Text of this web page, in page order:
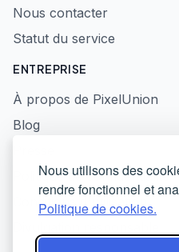
Nous utilisons des
rendre fonctionnel et
Politique de cookies.
Nous contacter
Statut du service
ENTREPRISE
À propos de PixelUnion
Blog
Politique de confidentialité
Conditions d'utilisation